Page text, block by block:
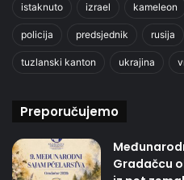
istaknuto izrael kameleon
policija predsjednik rusija
tuzlanski kanton ukrajina
Preporučujemo
Gradačcu